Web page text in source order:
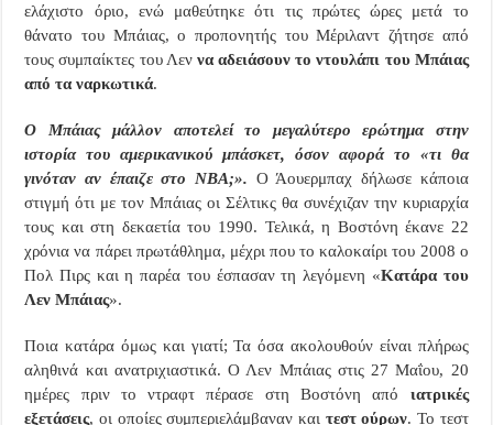
ελάχιστο όριο, ενώ μαθεύτηκε ότι τις πρώτες ώρες μετά το
θάνατο του Μπάιας, ο προπονητής του Μέριλαντ ζήτησε από
τους συμπαίκτες του Λεν να αδειάσουν το ντουλάπι του Μπάιας
από τα ναρκωτικά.
Ο Μπάιας μάλλον αποτελεί το μεγαλύτερο ερώτημα στην
ιστορία του αμερικανικού μπάσκετ, όσον αφορά το «τι θα
γινόταν αν έπαιζε στο NBA;». Ο Άουερμπαχ δήλωσε κάποια
στιγμή ότι με τον Μπάιας οι Σέλτικς θα συνέχιζαν την κυριαρχία
τους και στη δεκαετία του 1990. Τελικά, η Βοστόνη έκανε 22
χρόνια να πάρει πρωτάθλημα, μέχρι που το καλοκαίρι του 2008 ο
Πολ Πιρς και η παρέα του έσπασαν τη λεγόμενη «Κατάρα του
Λεν Μπάιας».
Ποια κατάρα όμως και γιατί; Τα όσα ακολουθούν είναι πλήρως
αληθινά και ανατριχιαστικά. Ο Λεν Μπάιας στις 27 Μαΐου, 20
ημέρες πριν το ντραφτ πέρασε στη Βοστόνη από ιατρικές
εξετάσεις, οι οποίες συμπεριελάμβαναν και τεστ ούρων. Το τεστ